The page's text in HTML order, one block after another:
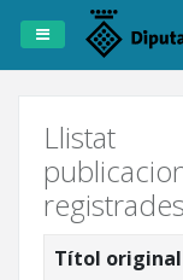
Registre
de
Dipta
Llistat
Títol original